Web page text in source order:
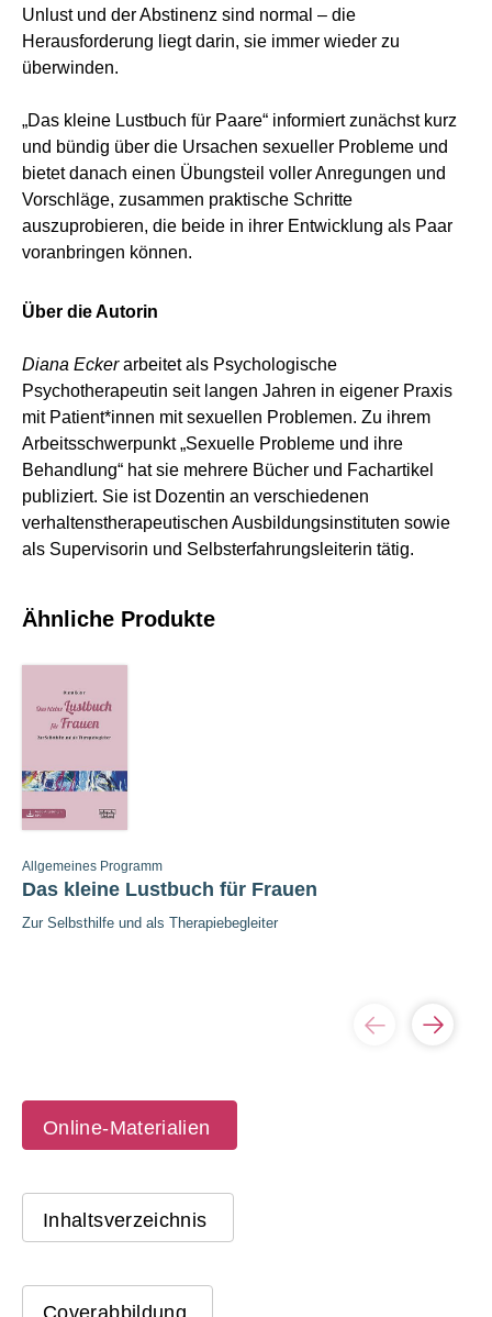
Unlust und der Abstinenz sind normal – die
Herausforderung liegt darin, sie immer wieder zu
überwinden.
„Das kleine Lustbuch für Paare“ informiert zunächst kurz
und bündig über die Ursachen sexueller Probleme und
bietet danach einen Übungsteil voller Anregungen und
Vorschläge, zusammen praktische Schritte
auszuprobieren, die beide in ihrer Entwicklung als Paar
voranbringen können.
Über die Autorin
Diana Eckerarbeitet als Psychologische
Psychotherapeutin seit langen Jahren in eigener Praxis
mit Patient*innen mit sexuellen Problemen. Zu ihrem
Arbeitsschwerpunkt „Sexuelle Probleme und ihre
Behandlung“ hat sie mehrere Bücher und Fachartikel
publiziert. Sie ist Dozentin an verschiedenen
verhaltenstherapeutischen Ausbildungsinstituten sowie
als Supervisorin und Selbsterfahrungsleiterin tätig.
Ähnliche Produkte
Allgemeines Programm
Das kleine Lustbuch für Frauen
Zur Selbsthilfe und als Therapiebegleiter
Online-Materialien
Inhaltsverzeichnis
Coverabbildung